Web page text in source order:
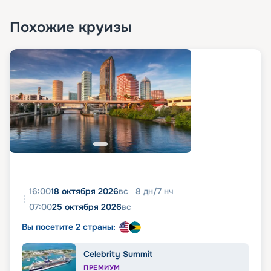
Похожие круизы
16:0018 октября 2026вс 8 дн/7 нч
07:0025 октября 2026вс
Вы посетите 2 страны:
Celebrity Summit
ПРЕМИУМ